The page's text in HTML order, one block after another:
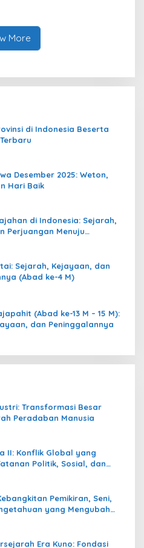
More
di Indonesia Beserta
Desember 2025: Weton,
Hari Baik
di Indonesia: Sejarah,
Perjuangan Menuju
Sejarah, Kejayaan, dan
(Abad ke-4 M)
(Abad ke-13 M – 15 M):
dan Peninggalannya
Transformasi Besar
Peradaban Manusia
II: Konflik Global yang
Politik, Sosial, dan
Pemikiran, Seni,
yang Mengubah
Era Kuno: Fondasi